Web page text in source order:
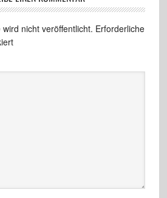
nicht veröffentlicht. Erforderliche